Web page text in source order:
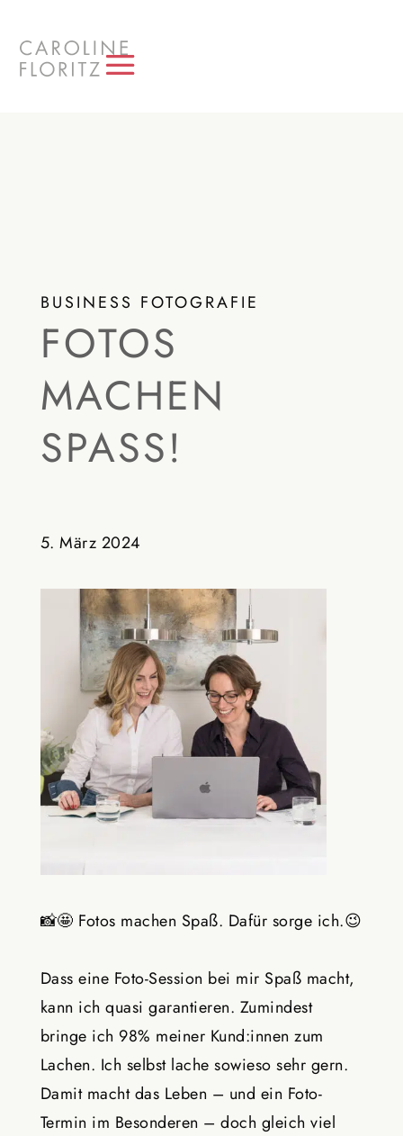
BUSINESS FOTOGRAFIE
FOTOS
MACHEN
SPASS!
5. März 2024
📸🤩 Fotos machen Spaß. Dafür sorge ich.😉
Dass eine Foto-Session bei mir Spaß macht,
kann ich quasi garantieren. Zumindest
bringe ich 98% meiner Kund:innen zum
Lachen. Ich selbst lache sowieso sehr gern.
Damit macht das Leben – und ein Foto-
Termin im Besonderen – doch gleich viel